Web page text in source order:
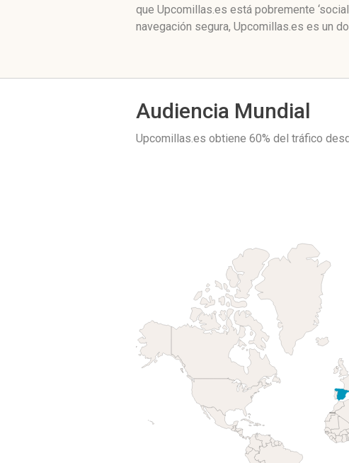
que Upcomillas.es está pobremente
navegación segura, Upcomillas.es es un
Audiencia Mundial
Upcomillas.es obtiene 60% del tráfico